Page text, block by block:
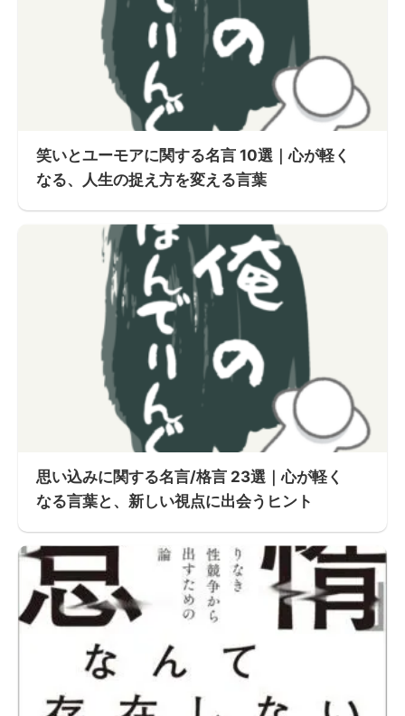
笑いとユーモアに関する名言 10選｜心が軽く
なる、人生の捉え方を変える言葉
思い込みに関する名言/格言 23選｜心が軽く
なる言葉と、新しい視点に出会うヒント